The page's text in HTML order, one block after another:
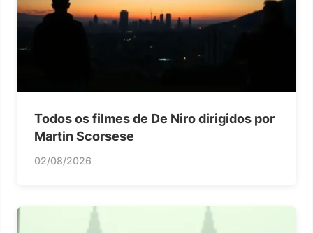
Todos os filmes de De Niro dirigidos por
Martin Scorsese
02/08/2026